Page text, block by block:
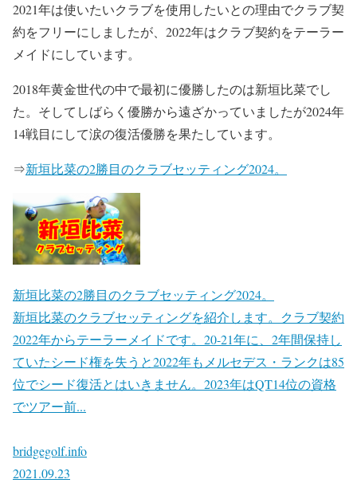
2021年は使いたいクラブを使用したいとの理由でクラブ契
約をフリーにしましたが、2022年はクラブ契約をテーラー
メイドにしています。
2018年黄金世代の中で最初に優勝したのは新垣比菜でし
た。そしてしばらく優勝から遠ざかっていましたが2024年
14戦目にして涙の復活優勝を果たしています。
⇒新垣比菜の2勝目のクラブセッティング2024。
新垣比菜の2勝目のクラブセッティング2024。
新垣比菜のクラブセッティングを紹介します。クラブ契約
2022年からテーラーメイドです。20-21年に、2年間保持し
ていたシード権を失うと2022年もメルセデス・ランクは85
位でシード復活とはいきません。2023年はQT14位の資格
でツアー前...
bridgegolf.info
2021.09.23